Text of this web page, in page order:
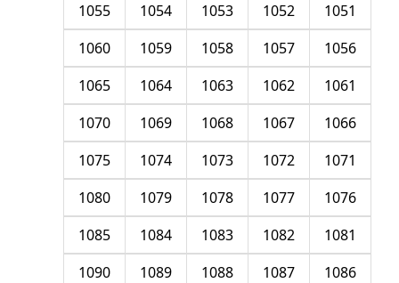
1051
1052
1053
1054
1055
1056
1057
1058
1059
1060
1061
1062
1063
1064
1065
1066
1067
1068
1069
1070
1071
1072
1073
1074
1075
1076
1077
1078
1079
1080
1081
1082
1083
1084
1085
1086
1087
1088
1089
1090